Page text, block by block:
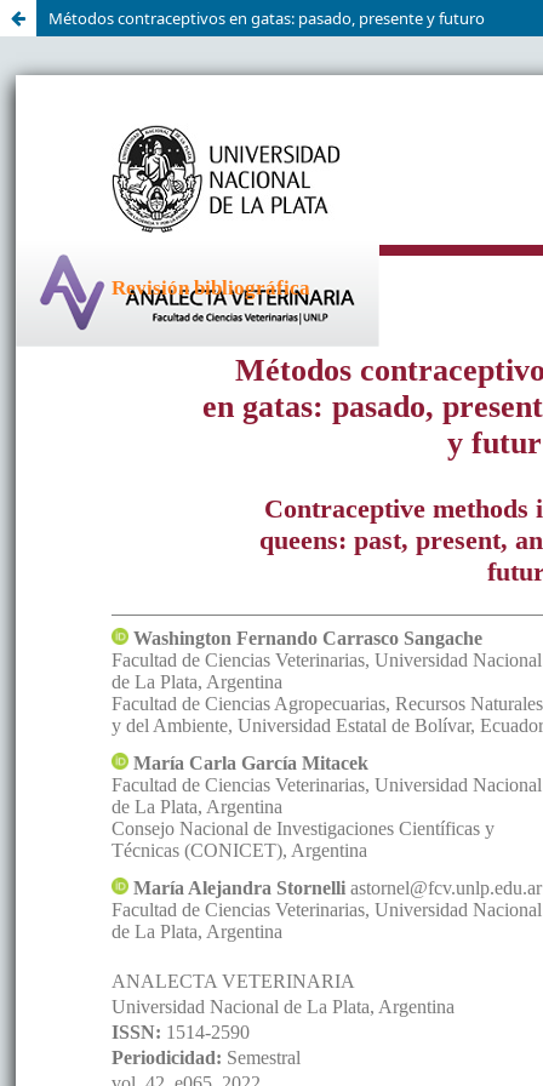
Métodos contraceptivos en gatas: pasado, presente y futuro